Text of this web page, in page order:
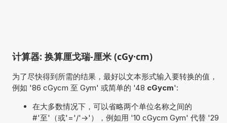
计算器: 换算厘戈瑞-厘米 (cGy·cm)
为了尽快得到所需的结果，最好以文本形式输入要转换的值，
例如 '86 cGycm 至 Gym' 或简单的 '48 cGycm':
在大多数情况下，可以省略两个单位名称之间的
#'至'（或'='/'->'），例如用 '10 cGycm Gym' 代替 '29